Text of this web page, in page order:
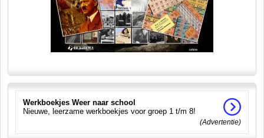
Werkboekjes Weer naar school
Nieuwe, leerzame werkboekjes voor groep 1 t/m 8!
(Advertentie)